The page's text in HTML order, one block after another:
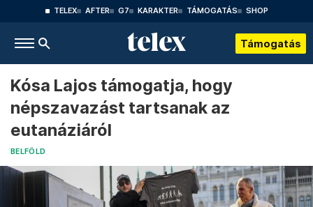
TELEX AFTER G7 KARAKTER TÁMOGATÁS SHOP
Támogatás
Kósa Lajos támogatja, hogy
népszavazást tartsanak az
eutanáziáról
BELFÖLD